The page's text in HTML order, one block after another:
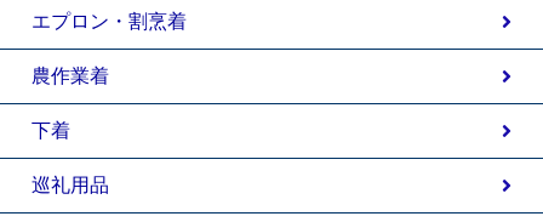
エプロン・割烹着
農作業着
下着
巡礼用品